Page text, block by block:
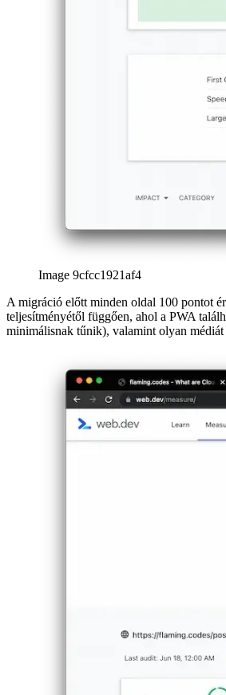
Image 9cfcc1921af4
A migráció előtt minden oldal 100 pontot
minimálisnak tűnik), valamint olyan